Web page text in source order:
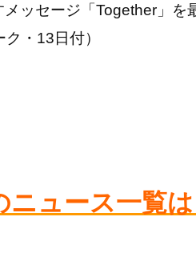
ッセージ「Together」を
ク・13日付）
ニュース一覧